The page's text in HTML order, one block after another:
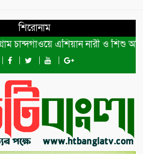
শিরোনাম
চান্দগাঁওয়ে এশিয়ান নারী ও শিশু